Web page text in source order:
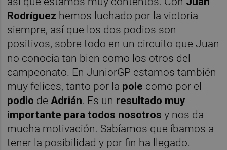
Rodríguez hemos luchado por la victoria
siempre, así que los dos podios son
positivos, sobre todo en un circuito que Juan
no conocía tan bien como los otros del
campeonato. En JuniorGP estamos también
muy felices, tanto por la pole como por el
podio de Adrián. Es un resultado muy
importante para todos nosotros y nos da
mucha motivación. Sabíamos que íbamos a
tener la posibilidad y por fin ha llegado.